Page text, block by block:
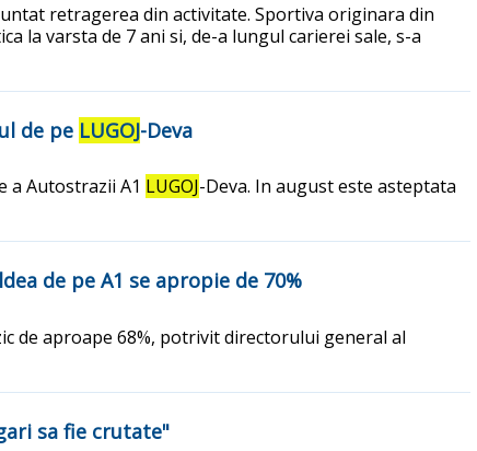
retragerea din activitate. Sportiva originara din
la varsta de 7 ani si, de-a lungul carierei sale, s-a
de pe LUGOJ-Deva
a Autostrazii A1 LUGOJ-Deva. In august este asteptata
de pe A1 se apropie de 70%
de aproape 68%, potrivit directorului general al
sa fie crutate"